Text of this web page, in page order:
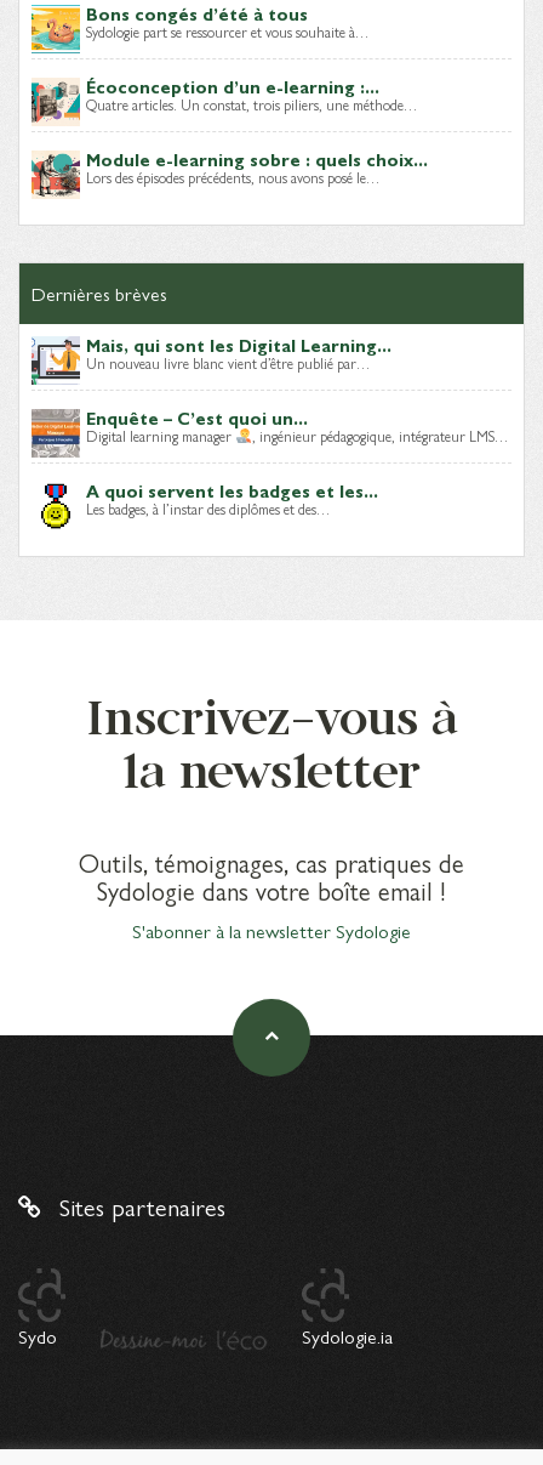
Bons congés d’été à tous
Sydologie part se ressourcer et vous souhaite à…
Écoconception d’un e-learning :...
Quatre articles. Un constat, trois piliers, une méthode…
Module e-learning sobre : quels choix...
Lors des épisodes précédents, nous avons posé le…
Dernières brèves
Mais, qui sont les Digital Learning...
Un nouveau livre blanc vient d’être publié par…
Enquête – C’est quoi un...
Digital learning manager , ingénieur pédagogique, intégrateur LMS…
A quoi servent les badges et les...
Les badges, à l’instar des diplômes et des…
Inscrivez-vous à
la newsletter
Outils, témoignages, cas pratiques de
Sydologie dans votre boîte email !
S'abonner à la newsletter Sydologie
Sites partenaires
Sydo Sydologie.ia